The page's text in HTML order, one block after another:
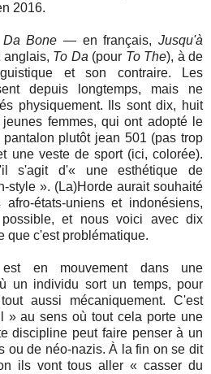
2016.
Da Bone— en français,Jusqu'à
To Da (pour To The), à de
et son contraire. Les
depuis longtemps, mais ne
physiquement. Ils sont dix, huit
femmes, qui ont adopté le
plutôt jean 501 (pas trop
une veste de sport (ici, colorée).
s'agit d'« une esthétique de
style ». (La)Horde aurait souhaité
états-uniens et indonésiens,
et nous voici avec dix
que c'est problématique.
en mouvement dans une
un individu sort un temps, pour
aussi mécaniquement. C'est
» au sens où tout cela porte une
discipline peut faire penser à un
ou de néo-nazis. À la fin on se dit
ils vont tous aller « casser du